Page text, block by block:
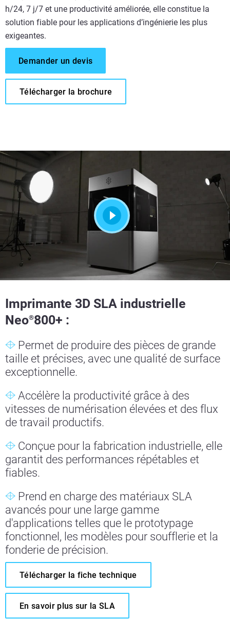
h/24, 7 j/7 et une productivité améliorée, elle constitue la
solution fiable pour les applications d’ingénierie les plus
exigeantes.
Demander un devis
Télécharger la brochure
Imprimante 3D SLA industrielle
Neo®800+ :
Permet de produire des pièces de grande
taille et précises, avec une qualité de surface
exceptionnelle.
Accélère la productivité grâce à des
vitesses de numérisation élevées et des flux
de travail productifs.
Conçue pour la fabrication industrielle, elle
garantit des performances répétables et
fiables.
Prend en charge des matériaux SLA
avancés pour une large gamme
d'applications telles que le prototypage
fonctionnel, les modèles pour soufflerie et la
fonderie de précision.
Télécharger la fiche technique
En savoir plus sur la SLA